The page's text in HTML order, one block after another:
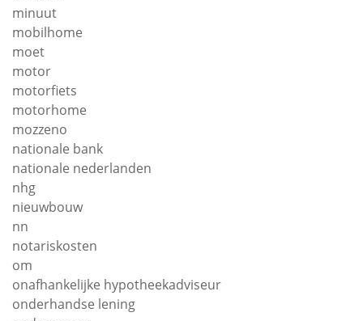
minuut
mobilhome
moet
motor
motorfiets
motorhome
mozzeno
nationale bank
nationale nederlanden
nhg
nieuwbouw
nn
notariskosten
om
onafhankelijke hypotheekadviseur
onderhandse lening